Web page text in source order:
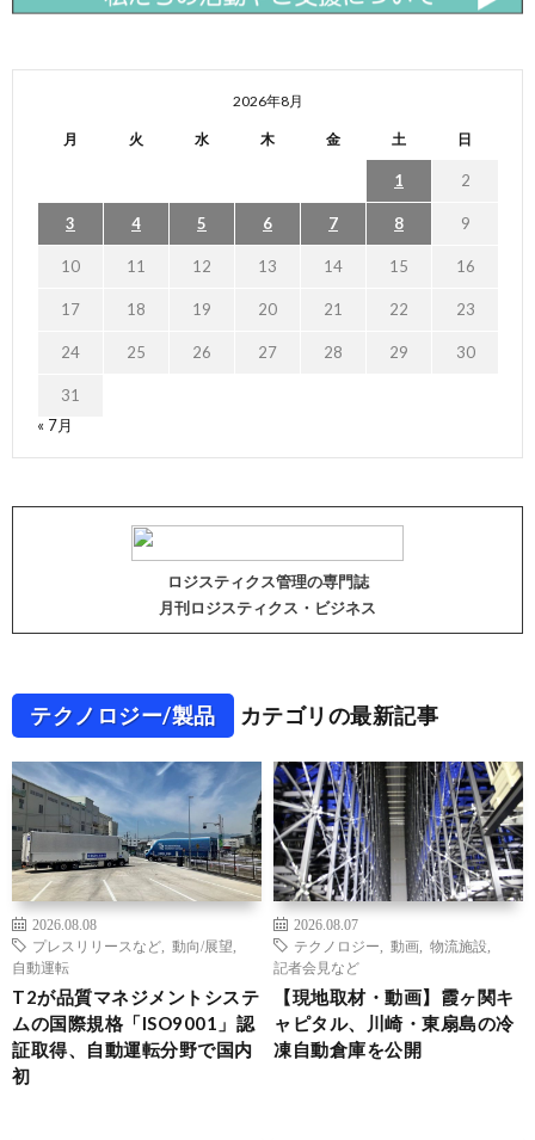
2026年8月
月 火 水 木 金 土 日
1 2
3 4 5 6 7 8 9
10 11 12 13 14 15 16
17 18 19 20 21 22 23
24 25 26 27 28 29 30
31
« 7月
ロジスティクス管理の専門誌
月刊ロジスティクス・ビジネス
テクノロジー/製品 カテゴリの最新記事
2026.08.08
プレスリリースなど
動向/展望
自動運転
T2が品質マネジメントシステ
ムの国際規格「ISO9001」認
証取得、自動運転分野で国内
初
2026.08.07
テクノロジー
動画 物流施設
記者会見など
【現地取材・動画】霞ヶ関キ
ャピタル、川崎・東扇島の冷
凍自動倉庫を公開